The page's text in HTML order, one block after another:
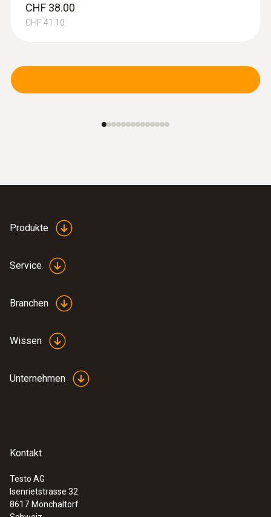
CHF 38.00
CHF 41.10
Produkte
Service
Branchen
Wissen
Unternehmen
Kontakt
Testo AG
Isenrietstrasse 32
8617 Mönchaltorf